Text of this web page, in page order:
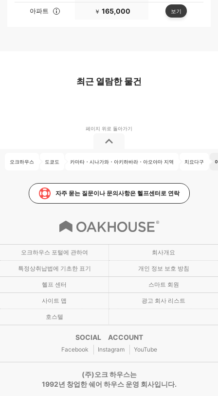
아파트
￥ 165,000 보기
최근 열람한 물건
오크하우스 도쿄도 카마타・시나가와・아키하바라・아오야마 지역 치요다구
자주 묻는 질문이나 문의사항은 헬프센터로 연락
오크하우스 포털에 관하여 회사개요
특정상취납법에 기초한 표기 개인 정보 보호 방침
헬프 센터 스마트 회원
사이트 맵 광고 회사 리스트
호스텔
SOCIAL ACCOUNT
Facebook Instagram YouTube
(주)오크 하우스는
1992년 창업한 쉐어 하우스 운영 회사입니다.